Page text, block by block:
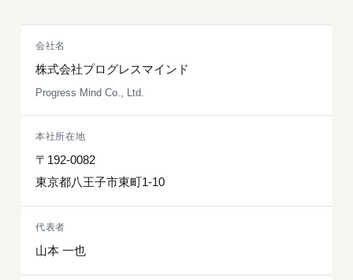
会社名
株式会社プログレスマインド
Progress Mind Co., Ltd.
本社所在地
〒192-0082
東京都八王子市東町1-10
代表者
山本 一也